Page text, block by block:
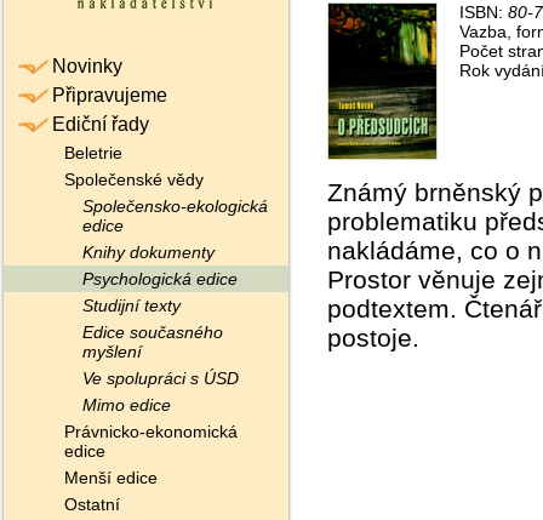
Novinky
Připravujeme
Ediční řady
Beletrie
Společenské vědy
Společensko-ekologická
edice
Knihy dokumenty
Psychologická edice
Studijní texty
Edice současného
myšlení
Ve spolupráci s ÚSD
Mimo edice
Právnicko-ekonomická
edice
Menší edice
Ostatní
ISBN: 80-
Vazba,
Počet
Rok
Známý brněnský
problematiku
nakládáme, co o
Prostor věnuje
podtextem.
postoje.